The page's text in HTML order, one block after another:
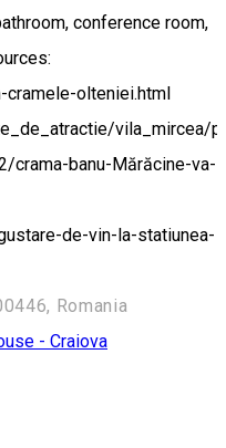
conference room,
olteniei.html
vila_mircea/
crama-banu-Mărăcine-va-
de-vin-la-statiunea-
Romania
- Craiova